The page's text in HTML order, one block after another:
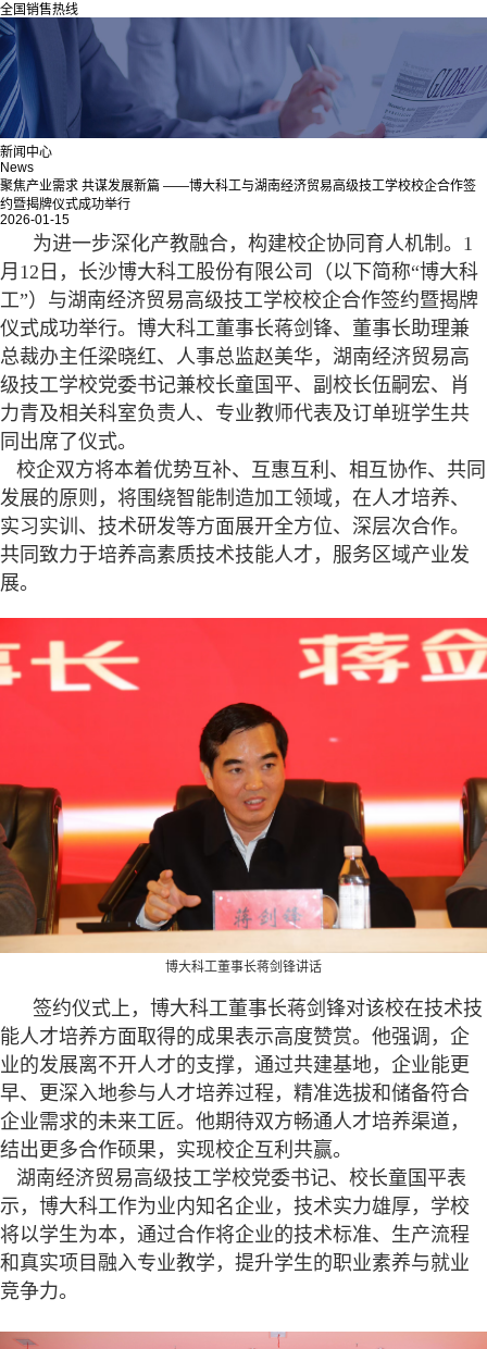
全国销售热线
新闻中心
News
聚焦产业需求 共谋发展新篇 ——博大科工与湖南经济贸易高级技工学校校企合作签
约暨揭牌仪式成功举行
2026-01-15
为进一步深化产教融合，构建校企协同育人机制。1
月12日，长沙博大科工股份有限公司（以下简称“博大科
工”）与湖南经济贸易高级技工学校校企合作签约暨揭牌
仪式成功举行。博大科工董事长蒋剑锋、董事长助理兼
总裁办主任梁晓红、人事总监赵美华，湖南经济贸易高
级技工学校党委书记兼校长童国平、副校长伍嗣宏、肖
力青及相关科室负责人、专业教师代表及订单班学生共
同出席了仪式。
校企双方将本着优势互补、互惠互利、相互协作、共同
发展的原则，将围绕智能制造加工领域，在人才培养、
实习实训、技术研发等方面展开全方位、深层次合作。
共同致力于培养高素质技术技能人才，服务区域产业发
展。
博大科工董事长蒋剑锋讲话
签约仪式上，博大科工董事长蒋剑锋对该校在技术技
能人才培养方面取得的成果表示高度赞赏。他强调，企
业的发展离不开人才的支撑，通过共建基地，企业能更
早、更深入地参与人才培养过程，精准选拔和储备符合
企业需求的未来工匠。他期待双方畅通人才培养渠道，
结出更多合作硕果，实现校企互利共赢。
湖南经济贸易高级技工学校党委书记、校长童国平表
示，博大科工作为业内知名企业，技术实力雄厚，学校
将以学生为本，通过合作将企业的技术标准、生产流程
和真实项目融入专业教学，提升学生的职业素养与就业
竞争力。